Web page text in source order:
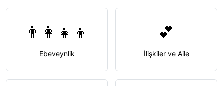
👨‍👩‍👧‍👦
Ebeveynlik
💕
İlişkiler ve Aile